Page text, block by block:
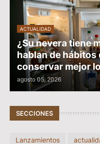
ACTUALIDAD
¿Su nevera tiene
hablan de hábitos
conservar mejor
agosto 05, 2026
SECCIONES
Lanzamientos